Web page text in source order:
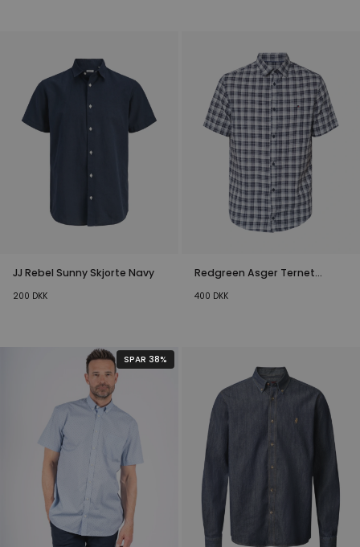
JJ Rebel Sunny Skjorte Navy
200 DKK
Redgreen Asger Ternet
400 DKK
SPAR 38%